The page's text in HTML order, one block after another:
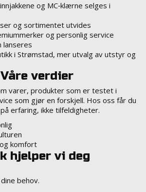
og MC‑klærne selges i
og sortimentet utvides
og personlig service
lanseres
i Strømstad, mer utvalg av utstyr og
Våre verdier
varer, produkter som er testet i
som gjør en forskjell. Hos oss får du
erfaring, ikke tilfeldigheter.
komfort
hjelper vi deg
behov.